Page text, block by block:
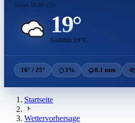
Stand: 00:00 Uhr
19°
Gefühlt 19°C
16° / 25° 3% 0.1 mm
Startseite
Wettervorhersage